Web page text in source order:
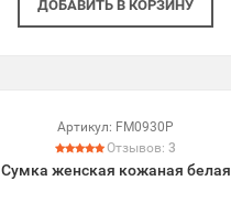
ДОБАВИТЬ В КОРЗИНУ
Артикул: FM0930P
Отзывов:3
Сумка женская кожаная белая